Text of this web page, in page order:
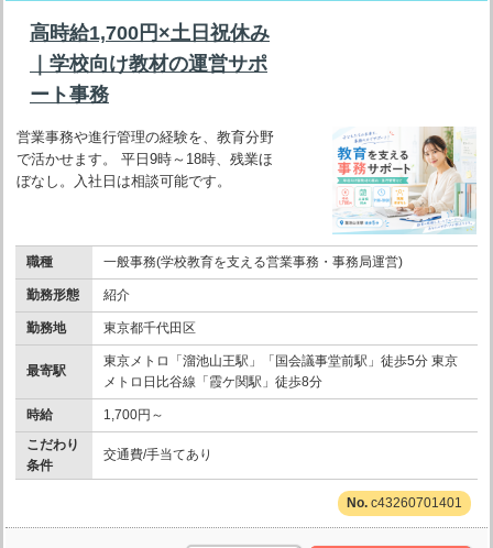
高時給1,700円×土日祝休み
｜学校向け教材の運営サポ
ート事務
営業事務や進行管理の経験を、教育分野
で活かせます。 平日9時～18時、残業ほ
ぼなし。入社日は相談可能です。
職種 一般事務(学校教育を支える営業事務・事務局運営)
勤務形態 紹介
勤務地 東京都千代田区
最寄駅
東京メトロ「溜池山王駅」「国会議事堂前駅」徒歩5分 東京
メトロ日比谷線「霞ケ関駅」徒歩8分
時給
1,700円～
こだわり
条件
交通費/手当てあり
c43260701401